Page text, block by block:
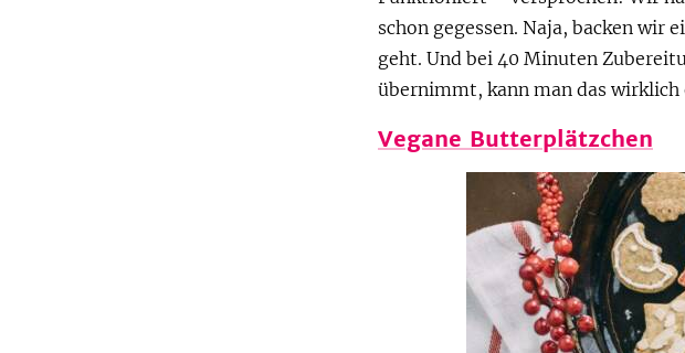
schon gegessen. Naja, backen wir
geht. Und bei 40 Minuten
übernimmt, kann man das wirklich
Vegane Butterplätzchen